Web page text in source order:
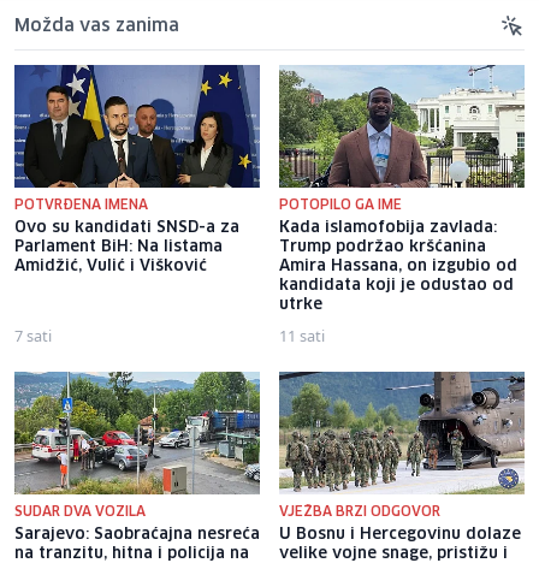
Možda vas zanima
POTVRĐENA IMENA
Ovo su kandidati SNSD-a za
Parlament BiH: Na listama
Amidžić, Vulić i Višković
7 sati
POTOPILO GA IME
Kada islamofobija zavlada:
Trump podržao kršćanina
Amira Hassana, on izgubio od
kandidata koji je odustao od
utrke
11 sati
SUDAR DVA VOZILA
Sarajevo: Saobraćajna nesreća
na tranzitu, hitna i policija na
VJEŽBA BRZI ODGOVOR
U Bosnu i Hercegovinu dolaze
velike vojne snage, pristižu i